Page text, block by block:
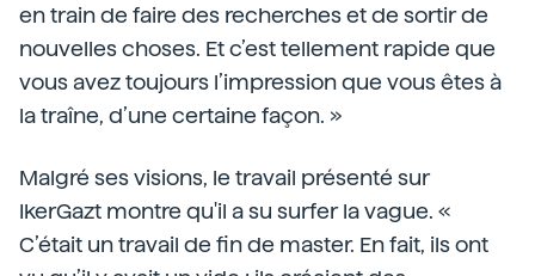
en train de faire des recherches et de sortir de
nouvelles choses. Et c’est tellement rapide que
vous avez toujours l’impression que vous êtes à
la traîne, d’une certaine façon. »
Malgré ses visions, le travail présenté sur
IkerGazt montre qu'il a su surfer la vague. «
C’était un travail de fin de master. En fait, ils ont